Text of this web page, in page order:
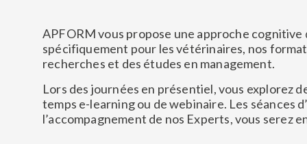
APFORMvous propose une approche cognitive
spécifiquement pour les vétérinaires, nos
recherches et des études en management.
Lors des journées en présentiel, vous explorez
temps e-learning ou de webinaire. Les séances
l’accompagnement de nos Experts, vous
E-mail *
Téléphone *
E-mail *
Téléphone *